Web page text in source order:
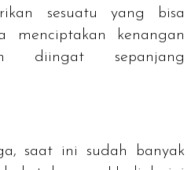
sesuatu yang bisa
menciptakan kenangan
diingat sepanjang
saat ini sudah banyak